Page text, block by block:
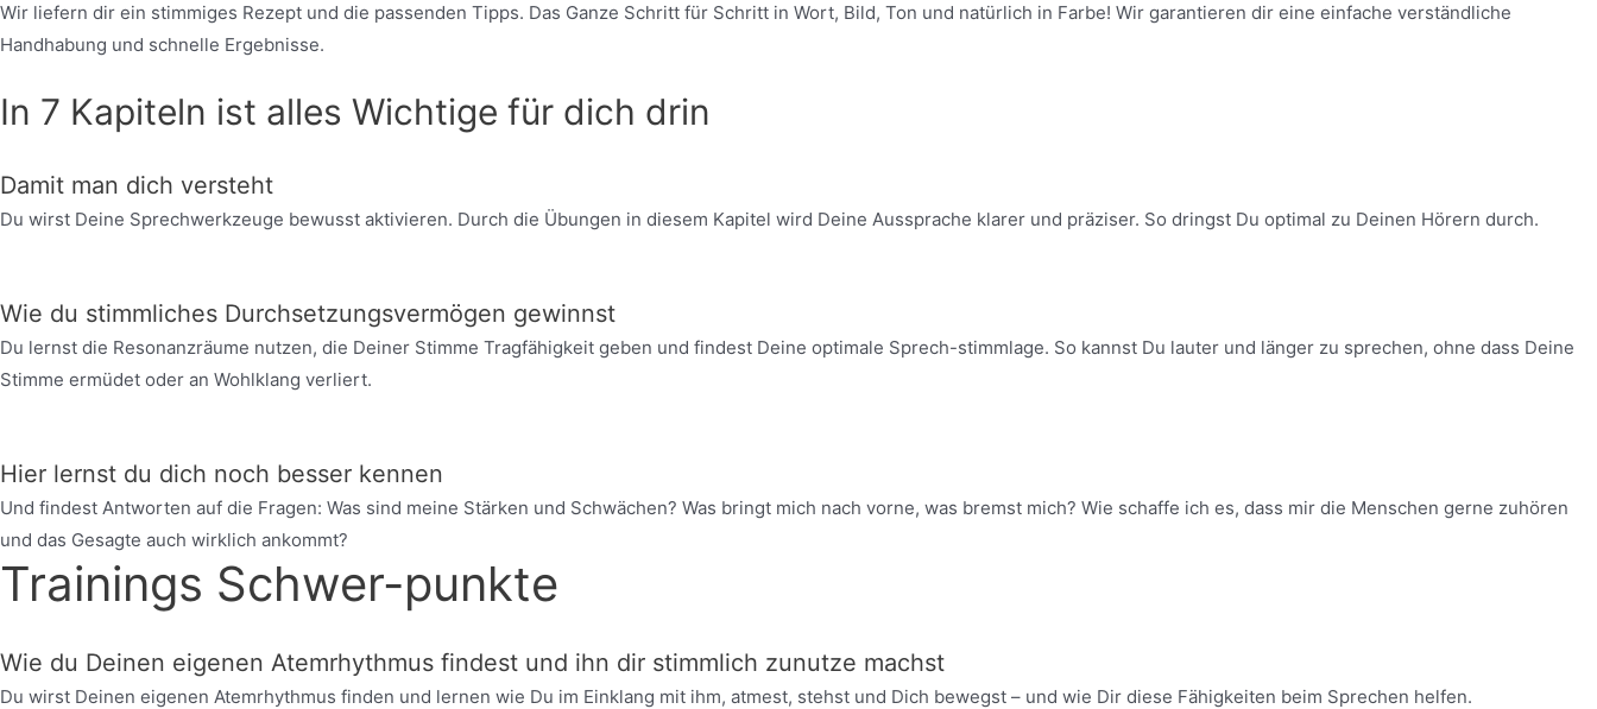
Wir liefern dir ein stimmiges Rezept und die passenden Tipps. Das Ganze Schritt für Schritt in Wort, Bild, Ton und natürlich in Farbe! Wir garantieren dir eine einfache verständliche
Handhabung und schnelle Ergebnisse.
In 7 Kapiteln ist alles Wichtige für dich drin
Damit man dich versteht
Du wirst Deine Sprechwerkzeuge bewusst aktivieren. Durch die Übungen in diesem Kapitel wird Deine Aussprache klarer und präziser. So dringst Du optimal zu Deinen Hörern durch.
Wie du stimmliches Durchsetzungsvermögen gewinnst
Du lernst die Resonanzräume nutzen, die Deiner Stimme Tragfähigkeit geben und findest Deine optimale Sprech-stimmlage. So kannst Du lauter und länger zu sprechen, ohne dass Deine
Stimme ermüdet oder an Wohlklang verliert.
Hier lernst du dich noch besser kennen
Und findest Antworten auf die Fragen: Was sind meine Stärken und Schwächen? Was bringt mich nach vorne, was bremst mich? Wie schaffe ich es, dass mir die Menschen gerne zuhören
und das Gesagte auch wirklich ankommt?
Trainings Schwer-punkte
Wie du Deinen eigenen Atemrhythmus findest und ihn dir stimmlich zunutze machst
Du wirst Deinen eigenen Atemrhythmus finden und lernen wie Du im Einklang mit ihm, atmest, stehst und Dich bewegst – und wie Dir diese Fähigkeiten beim Sprechen helfen.